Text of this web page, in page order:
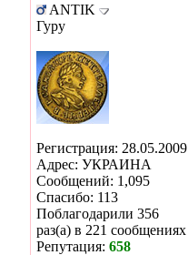
ANTIK
Гуру
Регистрация: 28.05.2009
Адрес: УКРАИНА
Сообщений: 1,095
Спасибо: 113
Поблагодарили 356
раз(а) в 221 сообщениях
Репутация: 658